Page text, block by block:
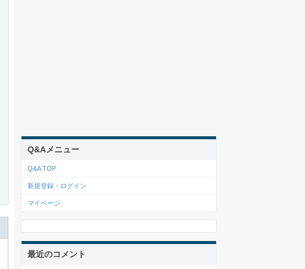
Q&Aメニュー
Q&A TOP
新規登録・ログイン
マイページ
最近のコメント